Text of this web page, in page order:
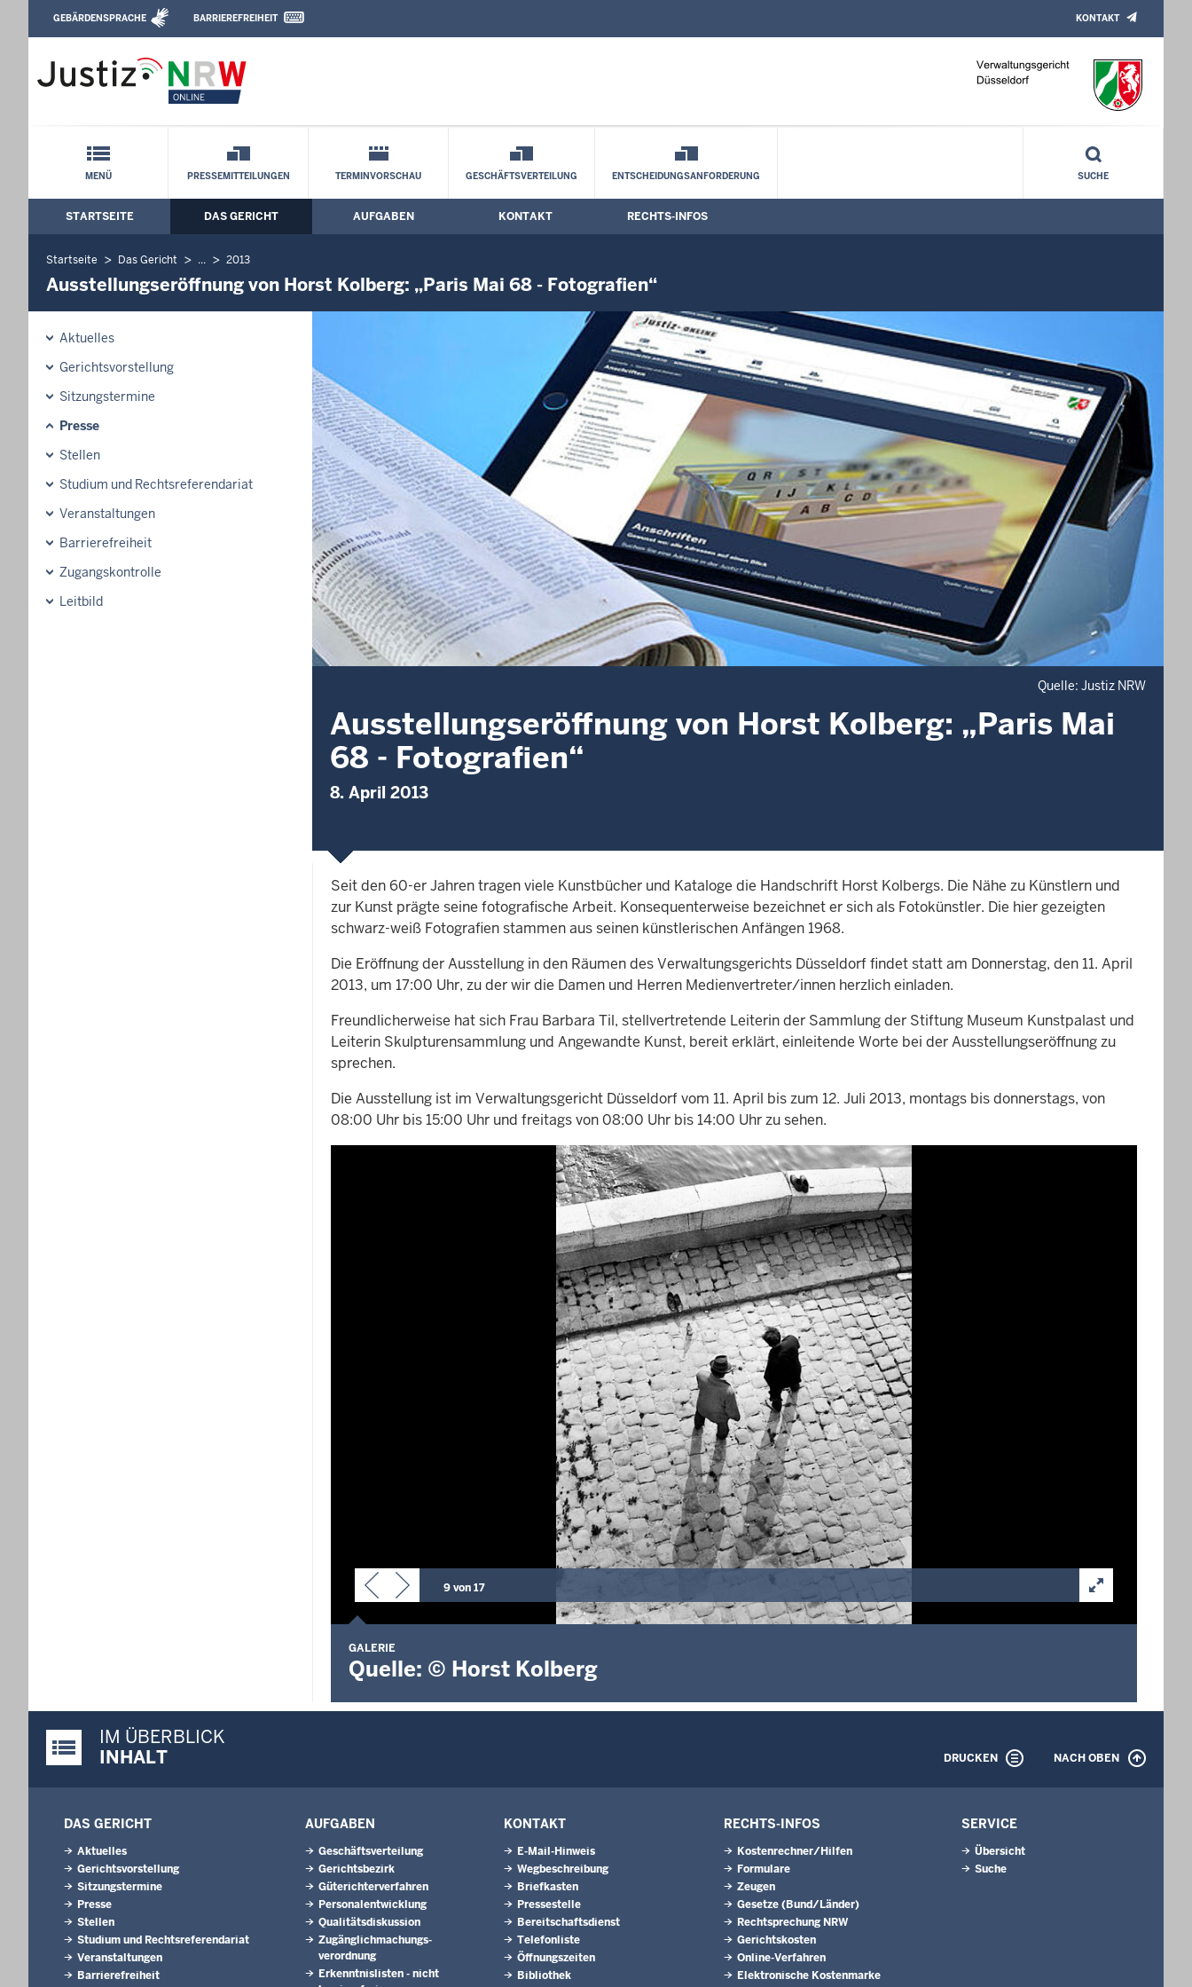
Verwaltungsgericht Düsseldorf: Ausstellungseröffnung von Horst Kolberg: „Paris Mai 68 - Fotografien“
Direkt zum Inhalt
Leichte Sprache, Gebärdensprachenvideo und Kontaktformular
GEBÄRDENSPRACHE BARRIEREFREIHEIT KONTAKT
Schnellnavigation mit Volltext-Suche
MENÜ PRESSEMITTEILUNGEN TERMINVORSCHAU GESCHÄFTSVERTEILUNG ENTSCHEIDUNGSANFORDERUNG SUCHE
Hauptmenü: Hauptnavigation
STARTSEITE DAS GERICHT AUFGABEN KONTAKT RECHTS-INFOS
Startseite Das Gericht ... 2013
Ausstellungseröffnung von Horst Kolberg: „Paris Mai 68 - Fotografien“
Aktuelles
Gerichtsvorstellung
Sitzungstermine
Presse
Stellen
Studium und Rechtsreferendariat
Veranstaltungen
Barrierefreiheit
Zugangskontrolle
Leitbild
Quelle: Justiz NRW
Ausstellungseröffnung von Horst Kolberg: „Paris Mai
68 - Fotografien“
8. April 2013
Seit den 60-er Jahren tragen viele Kunstbücher und Kataloge die Handschrift Horst Kolbergs. Die Nähe zu Künstlern und
zur Kunst prägte seine fotografische Arbeit. Konsequenterweise bezeichnet er sich als Fotokünstler. Die hier gezeigten
schwarz-weiß Fotografien stammen aus seinen künstlerischen Anfängen 1968.
Die Eröffnung der Ausstellung in den Räumen des Verwaltungsgerichts Düsseldorf findet statt am Donnerstag, den 11. April
2013, um 17:00 Uhr, zu der wir die Damen und Herren Medienvertreter/innen herzlich einladen.
Freundlicherweise hat sich Frau Barbara Til, stellvertretende Leiterin der Sammlung der Stiftung Museum Kunstpalast und
Leiterin Skulpturensammlung und Angewandte Kunst, bereit erklärt, einleitende Worte bei der Ausstellungseröffnung zu
sprechen.
Die Ausstellung ist im Verwaltungsgericht Düsseldorf vom 11. April bis zum 12. Juli 2013, montags bis donnerstags, von
08:00 Uhr bis 15:00 Uhr und freitags von 08:00 Uhr bis 14:00 Uhr zu sehen.
9 von 17
GALERIE
Quelle: © Horst Kolberg
Justiz-Portal im Überblick:
IM ÜBERBLICK
INHALT
DRUCKEN NACH OBEN
DAS GERICHT
Aktuelles
Gerichtsvorstellung
Sitzungstermine
Presse
Stellen
Studium und Rechtsreferendariat
Veranstaltungen
Barrierefreiheit
AUFGABEN
Geschäftsverteilung
Gerichtsbezirk
Güterichterverfahren
Personalentwicklung
Qualitätsdiskussion
Zugänglichmachungs­
verordnung
Erkenntnislisten - nicht
KONTAKT
E-Mail-Hinweis
Wegbeschreibung
Briefkasten
Pressestelle
Bereitschaftsdienst
Telefonliste
Öffnungszeiten
Bibliothek
RECHTS-INFOS
Kostenrechner/Hilfen
Formulare
Zeugen
Gesetze (Bund/Länder)
Rechtsprechung NRW
Gerichtskosten
Online-Verfahren
Elektronische Kostenmarke
SERVICE
Übersicht
Suche